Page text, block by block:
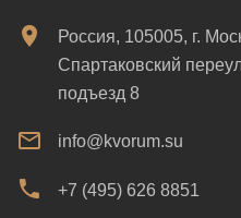
Россия, 105005, г.
Спартаковский
подъезд 8
info@kvorum.su
+7 (495) 626 8851